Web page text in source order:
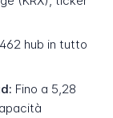
hub in tutto
Fino a 5,28